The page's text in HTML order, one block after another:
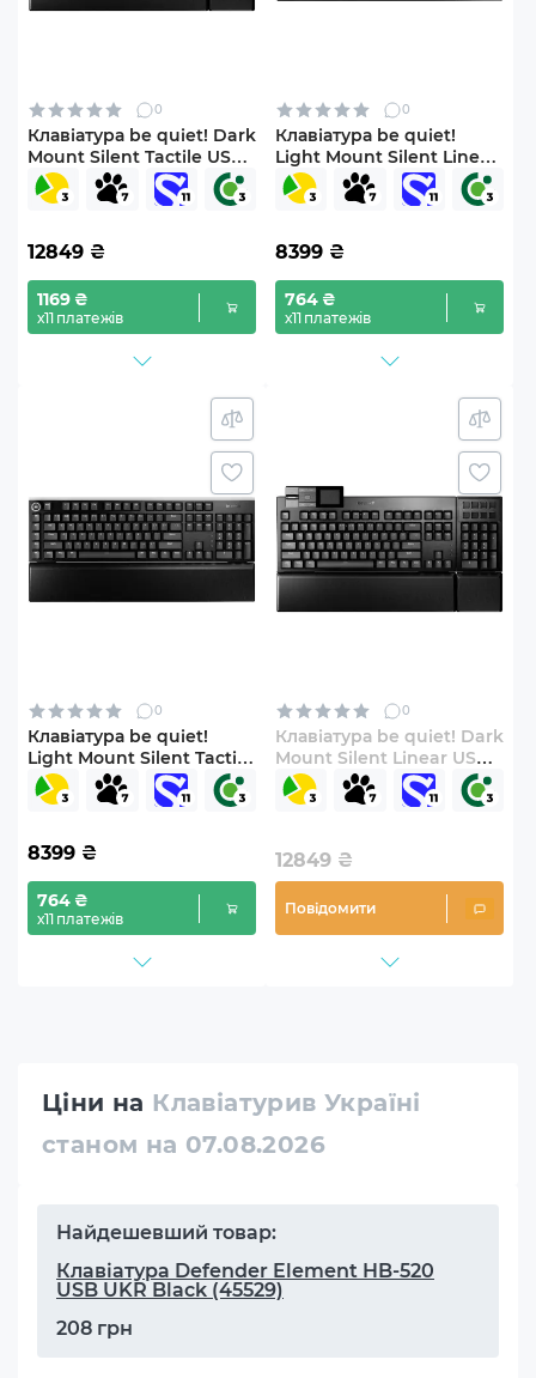
0
Клавіатура be quiet! Dark
Mount Silent Tactile US
(BT002US)
12849 ₴
1169 ₴
х11 платежів
0
Клавіатура be quiet!
Light Mount Silent Linear
US (BT003US)
8399 ₴
764 ₴
х11 платежів
0
Клавіатура be quiet!
Light Mount Silent Tactile
US (BT004US)
8399 ₴
764 ₴
х11 платежів
0
Клавіатура be quiet! Dark
Mount Silent Linear US
(BT001US)
12849 ₴
Повідомити
Ціни на Клавіатурив Україні
станом на 07.08.2026
Найдешевший товар:
Клавіатура Defender Element HB-520
USB UKR Black (45529)
208 грн